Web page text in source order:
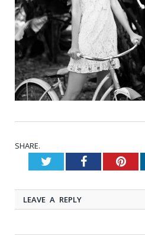
SHARE.
TwitterFacebook
LEAVE A REPLY